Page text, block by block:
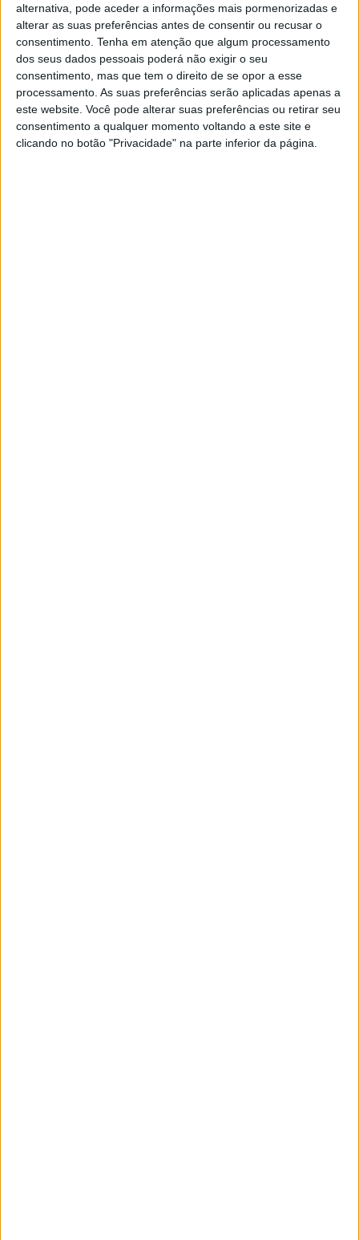
alternativa, pode aceder a informações mais pormenorizadas e
alterar as suas preferências antes de consentir ou recusar o
consentimento. Tenha em atenção que algum processamento
dos seus dados pessoais poderá não exigir o seu
consentimento, mas que tem o direito de se opor a esse
processamento. As suas preferências serão aplicadas apenas a
este website. Você pode alterar suas preferências ou retirar seu
consentimento a qualquer momento voltando a este site e
clicando no botão "Privacidade" na parte inferior da página.
MotoGP: Bulega intensifica
desenvolvimento da Ducati 850 e já soma
dez dias de testes
5 AGOSTO, 2026